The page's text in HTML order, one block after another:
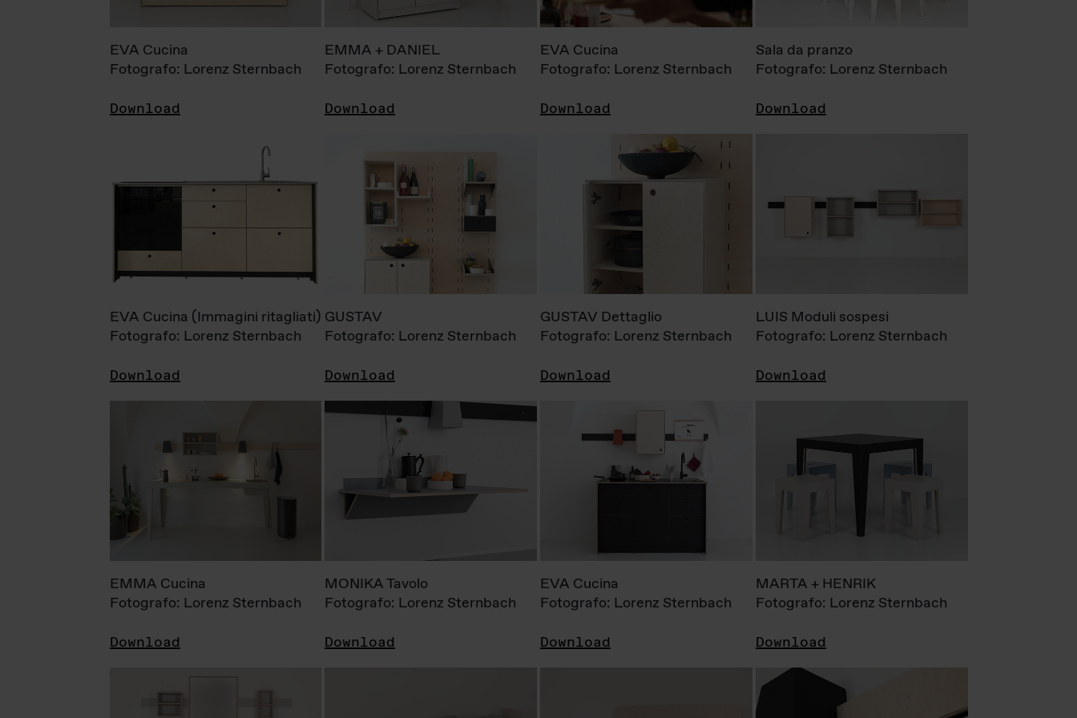
EVA Cucina
Fotografo: Lorenz Sternbach
Download
EMMA + DANIEL
Fotografo: Lorenz Sternbach
Download
EVA Cucina
Fotografo: Lorenz Sternbach
Download
Sala da pranzo
Fotografo: Lorenz Sternbach
Download
EVA Cucina (Immagini ritagliati)
Fotografo: Lorenz Sternbach
Download
GUSTAV
Fotografo: Lorenz Sternbach
Download
GUSTAV Dettaglio
Fotografo: Lorenz Sternbach
Download
LUIS Moduli sospesi
Fotografo: Lorenz Sternbach
Download
EMMA Cucina
Fotografo: Lorenz Sternbach
Download
MONIKA Tavolo
Fotografo: Lorenz Sternbach
Download
EVA Cucina
Fotografo: Lorenz Sternbach
Download
MARTA + HENRIK
Fotografo: Lorenz Sternbach
Download